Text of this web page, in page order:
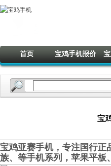
首页 宝鸡手机报价
宝
宝鸡亚赛手机，专注国行正
族、等手机系列，苹果平板